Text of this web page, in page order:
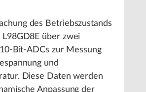
des Betriebszustands
über zwei
Bit-ADCs zur Messung
und
Diese Daten werden
Anpassung der